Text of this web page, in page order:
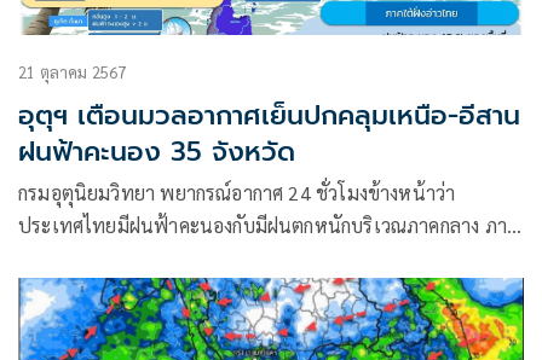
21 ตุลาคม 2567
อุตุฯ เตือนมวลอากาศเย็นปกคลุมเหนือ-อีสาน
ฝนฟ้าคะนอง 35 จังหวัด
กรมอุตุนิยมวิทยา พยากรณ์อากาศ 24 ชั่วโมงข้างหน้าว่า
ประเทศไทยมีฝนฟ้าคะนองกับมีฝนตกหนักบริเวณภาคกลาง ภาค